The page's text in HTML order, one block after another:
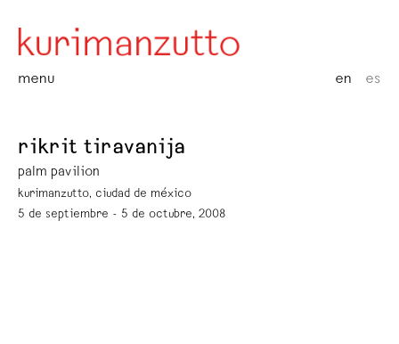
menu en es
rikrit tiravanija
palm pavilion
kurimanzutto, ciudad de méxico
5 de septiembre - 5 de octubre, 2008